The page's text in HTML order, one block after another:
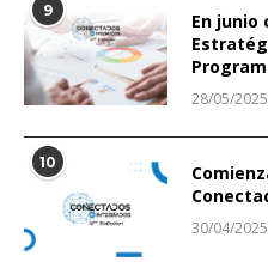
9
En junio
28/05/2025
10
30/04/2025